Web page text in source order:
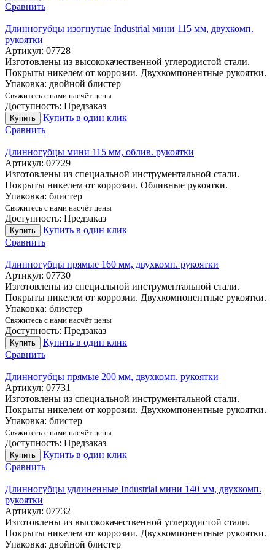
Сравнить
Длинногубцы изогнутые Industrial мини 115 мм, двухкомп.
рукоятки
Артикул: 07728
Изготовлены из высококачественной углеродистой стали.
Покрыты никелем от коррозии. Двухкомпонентные рукоятки.
Упаковка: двойной блистер
Свяжитесь с нами насчёт цены
Доступность: Предзаказ
Купить
Купить в один клик
Сравнить
Длинногубцы мини 115 мм, облив. рукоятки
Артикул: 07729
Изготовлены из специальной инструментальной стали.
Покрыты никелем от коррозии. Обливные рукоятки.
Упаковка: блистер
Свяжитесь с нами насчёт цены
Доступность: Предзаказ
Купить
Купить в один клик
Сравнить
Длинногубцы прямые 160 мм, двухкомп. рукоятки
Артикул: 07730
Изготовлены из специальной инструментальной стали.
Покрыты никелем от коррозии. Двухкомпонентные рукоятки.
Упаковка: блистер
Свяжитесь с нами насчёт цены
Доступность: Предзаказ
Купить
Купить в один клик
Сравнить
Длинногубцы прямые 200 мм, двухкомп. рукоятки
Артикул: 07731
Изготовлены из специальной инструментальной стали.
Покрыты никелем от коррозии. Двухкомпонентные рукоятки.
Упаковка: блистер
Свяжитесь с нами насчёт цены
Доступность: Предзаказ
Купить
Купить в один клик
Сравнить
Длинногубцы удлиненные Industrial мини 140 мм, двухкомп.
рукоятки
Артикул: 07732
Изготовлены из высококачественной углеродистой стали.
Покрыты никелем от коррозии. Двухкомпонентные рукоятки.
Упаковка: двойной блистер